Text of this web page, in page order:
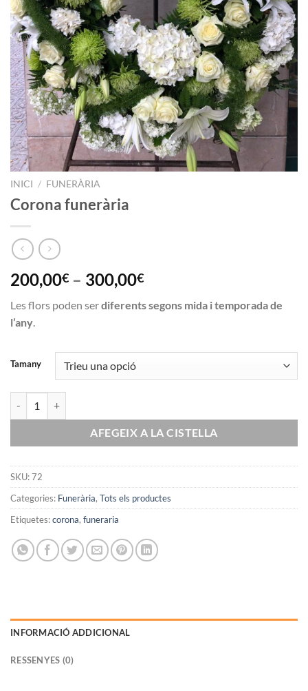
INICI / FUNERÀRIA
Corona funerària
200,00€ – 300,00€
Les flors poden serdiferents segons mida i temporada de
l’any
Tamany
AFEGEIX A LA CISTELLA
SKU:72
Categories: Funerària, Tots els productes
Etiquetes:corona, funeraria
INFORMACIÓ ADDICIONAL
RESSENYES (0)